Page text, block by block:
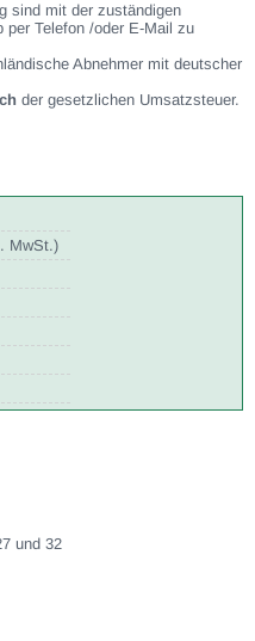
sind mit der zuständigen
per Telefon /oder E-Mail zu
Abnehmer mit deutscher
der gesetzlichen Umsatzsteuer.
MwSt.)
und 32